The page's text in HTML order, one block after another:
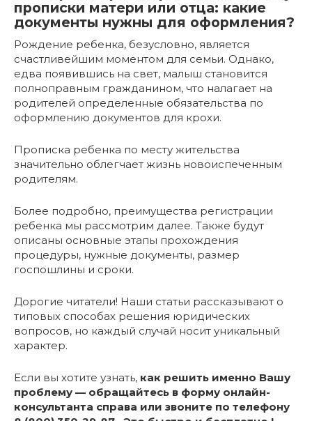
прописки матери или отца: какие
документы нужны для оформления?
Рождение ребенка, безусловно, является
счастливейшим моментом для семьи. Однако,
едва появившись на свет, малыш становится
полноправным гражданином, что налагает на
родителей определенные обязательства по
оформлению документов для крохи.
Прописка ребенка по месту жительства
значительно облегчает жизнь новоиспеченным
родителям.
Более подробно, преимущества регистрации
ребенка мы рассмотрим далее. Также будут
описаны основные этапы прохождения
процедуры, нужные документы, размер
госпошлины и сроки.
Дорогие читатели! Наши статьи рассказывают о
типовых способах решения юридических
вопросов, но каждый случай носит уникальный
характер.
Если вы хотите узнать, как решить именно Вашу
проблему — обращайтесь в форму онлайн-
консультанта справа или звоните по телефону